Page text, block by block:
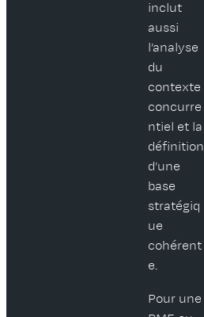
inclut
aussi
l’analyse
du
contexte
concurre
ntiel et la
définition
d’une
base
stratégiq
ue
cohérent
e.
Pour une